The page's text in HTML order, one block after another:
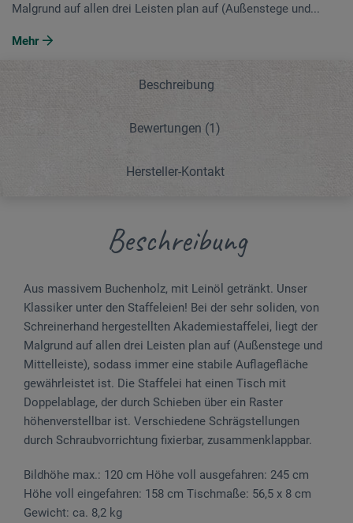
Malgrund auf allen drei Leisten plan auf (Außenstege und...
Mehr
Beschreibung
Bewertungen (1)
Hersteller-Kontakt
Beschreibung
Aus massivem Buchenholz, mit Leinöl getränkt. Unser
Klassiker unter den Staffeleien! Bei der sehr soliden, von
Schreinerhand hergestellten Akademiestaffelei, liegt der
Malgrund auf allen drei Leisten plan auf (Außenstege und
Mittelleiste), sodass immer eine stabile Auflagefläche
gewährleistet ist. Die Staffelei hat einen Tisch mit
Doppelablage, der durch Schieben über ein Raster
höhenverstellbar ist. Verschiedene Schrägstellungen
durch Schraubvorrichtung fixierbar, zu­sammen­klappbar.
Bildhöhe max.: 120 cm Höhe voll ausgefahren: 245 cm
Höhe voll eingefahren: 158 cm Tischmaße: 56,5 x 8 cm
Gewicht: ca. 8,2 kg